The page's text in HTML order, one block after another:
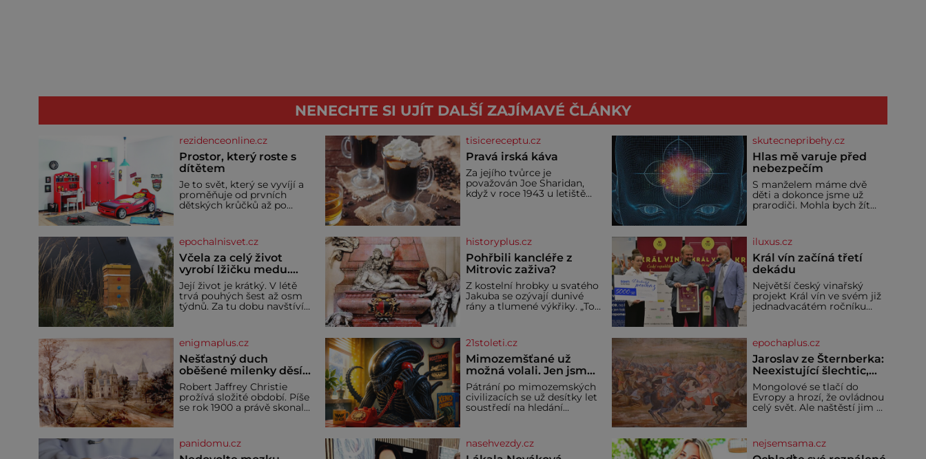
NENECHTE SI UJÍT DALŠÍ ZAJÍMAVÉ ČLÁNKY
rezidenceonline.cz
Prostor, který roste s
dítětem
Je to svět, který se vyvíjí a
proměňuje od prvních
dětských krůčků až po
bezpečí, kreativitu,
soustředění i odpočinek a
reaguje na každou etapu
života a specifické potřeby
dítěte. Pro nejmenší je
klíčová jednoduchost,
měkkost a bezpečí, proto
by pokoj miminka měl
tisicereceptu.cz
Pravá irská káva
Za jejího tvůrce je
považován Joe Sharidan,
když v roce 1943 u letiště
nemohli pokračovat v cestě.
Povzbudil je tehdy kávou,
skutecnepribehy.cz
Hlas mě varuje před
nebezpečím
S manželem máme dvě
děti a dokonce jsme už
prarodiči. Mohla bych žít
nabourala mysl. Živím se
jako mzdová účetní a konec
měsíce je pro mě vždy
velice psychicky náročným
máme vnoučata, mi dcera
čím dál častěji volá o
pomoc, co se hlídání týče.
epochalnisvet.cz
Včela za celý život
vyrobí lžičku medu.
Čím je pražský med ze
střech tak ceněný?
Její život je krátký. V létě
trvá pouhých šest až osm
týdnů. Za tu dobu navštíví
přibližně devět gramů
medu – zhruba jednu
čajovou lžičku. Sama o sobě
se může zdát bezvýznamná.
Teprve když se spojí s
dalšími desítkami tisíc
příslušnic svého včelstva,
vznikne jeden z
historyplus.cz
Pohřbili kancléře z
Mitrovic zaživa?
Z kostelní hrobky u svatého
Jakuba se ozývají dunivé
rány a tlumené výkřiky. „To
kopy grošů by se nikdo
neodvážil podzemní hrobku
otevřít a její poklop tak
raději jen skrápí svěcenou
vodou. Za několik dní divné
burácení skutečně ustane.
Když o mnoho let později
hrobku
iluxus.cz
Král vín začíná třetí
dekádu
Největší český vinařský
projekt Král vín ve svém již
jednadvacátém ročníku
porota z celkem 1260
vzorků od 157 vinařů. Král
vín, který se – i pře
enigmaplus.cz
Nešťastný duch
oběšené milenky děsí
studentky
Robert Jaffrey Christie
prožívá složité období. Píše
se rok 1900 a právě skonal
(1829–1900). Smutná
událost je ale doprovázena
21stoleti.cz
Mimozemšťané už
možná volali. Jen jsme
jejich zprávu
nedokázali rozpoznat
Pátrání po mimozemských
civilizacích se už desítky let
soustředí na hledání
sama vytvořila jen stěží.
Nová studie však naznačuje,
epochaplus.cz
Jaroslav ze Šternberka:
Neexistující šlechtic,
který z Moravy vyžene
Mongoly
Mongolové se tlačí do
Evropy a hrozí, že ovládnou
celý svět. Ale naštěstí jim v
království, které dokáže
dobyvatelské hordy
panidomu.cz nasehvezdy.cz nejsemsama.cz